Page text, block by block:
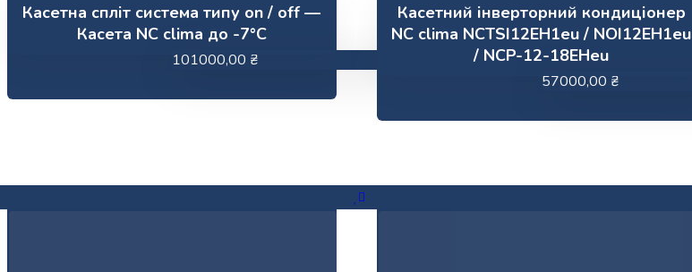
Касетна спліт система типу on / off —
Касета NC clima до -7°С
101000,00 ₴
Касетний інверторний кондиціонер
NC clima NCTSI12EH1eu / NOI12EH1eu
/ NCP-12-18EHeu
57000,00 ₴